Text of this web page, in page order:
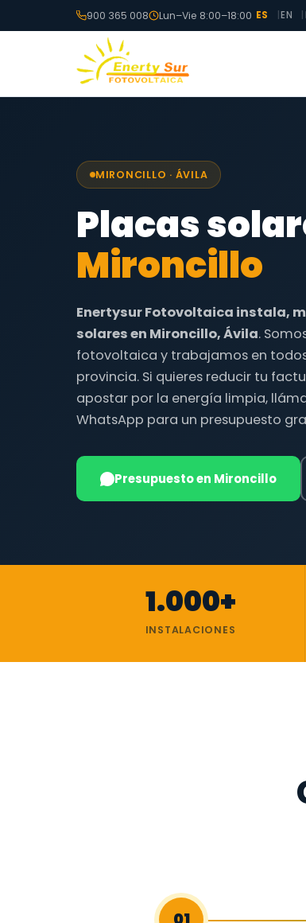
900 365 008 Lun–Vie 8:00–18:00 ES EN
MIRONCILLO · ÁVILA
Placas
Mironcillo
Enertysur Fotovoltaica instala,
solares en Mironcillo, Ávila.
fotovoltaica y trabajamos en
provincia. Si quieres reducir tu
apostar por la energía limpia,
WhatsApp para un presupuesto
Presupuesto en Mironcillo
1.000+
INSTALACIONES